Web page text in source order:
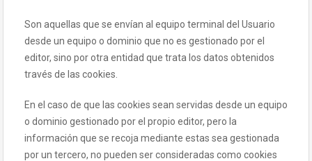
Son aquellas que se envían al equipo terminal del Usuario
desde un equipo o dominio que no es gestionado por el
editor, sino por otra entidad que trata los datos obtenidos
través de las cookies.
En el caso de que las cookies sean servidas desde un equipo
o dominio gestionado por el propio editor, pero la
información que se recoja mediante estas sea gestionada
por un tercero, no pueden ser consideradas como cookies